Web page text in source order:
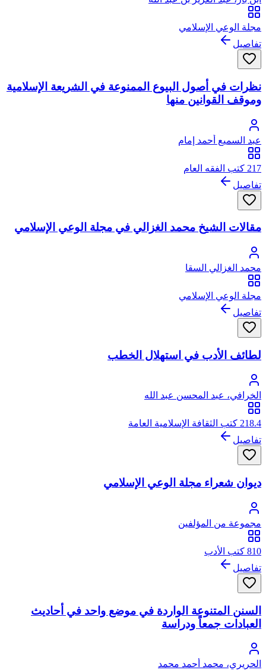
مجلة الوعي الإسلامي
تفاصيل
نظرات في أصول البيوع الممنوعة في الشريعة الإسلامية
وموقف القوانين منها
عبد السميع أحمد إمام
217 كتب الفقه العام
تفاصيل
مقالات الشيخ محمد الغزالي في مجلة الوعي الإسلامي
محمد الغزالي السقا
مجلة الوعي الإسلامي
تفاصيل
لطائف الأدب في استهلال الخطب
الخرافي، عبد المحسن عبد الله
218.4 كتب الثقافة الإسلامية العامة
تفاصيل
ديوان شعراء مجلة الوعي الإسلامي
مجموعة من المؤلفين
810 كتب الأدب
تفاصيل
السنن المتنوعة الواردة في موضع واحد في أحاديث
العبادات جمعاً ودراسة
الحريري، محمد أحمد محمد